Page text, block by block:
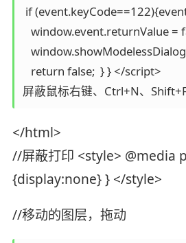
if
window.event.returnValue =
   return false;  } } </script>
</html>
//屏蔽打印 <style> @media
{display:none} } </style>
//移动的图层，拖动